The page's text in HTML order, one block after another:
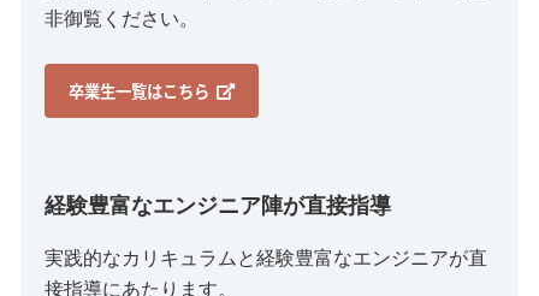
非御覧ください。
卒業生一覧はこちら
経験豊富なエンジニア陣が直接指導
実践的なカリキュラムと経験豊富なエンジニアが直
接指導にあたります。